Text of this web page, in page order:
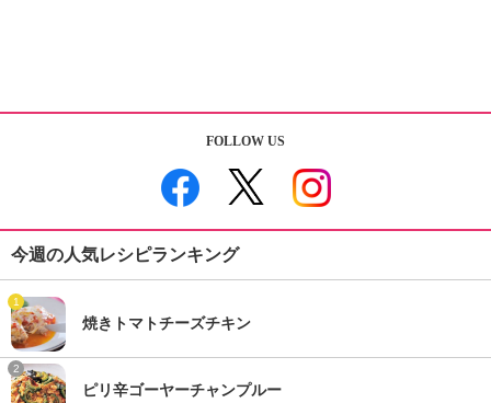
FOLLOW US
今週の人気レシピランキング
1
焼きトマトチーズチキン
2
ピリ辛ゴーヤーチャンプルー